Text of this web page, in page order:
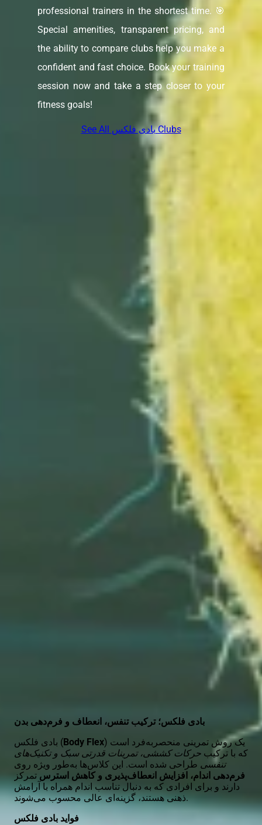
professional trainers in the shortest time. 🎯
Special amenities, transparent pricing, and
the ability to compare clubs help you make a
confident and fast choice. Book your training
session now and take a step closer to your
fitness goals!
See All بادی فلکس Clubs
خونم رو پیدا کنم
از کجا میتونم باشگاه بادی فلکس رزرو کنم
با سایت الوپلی میتونی خیلی راحت کلاس بادی فلکس
آیا میتوانم باشگاه بدنسازی بادی فلکس رو به صورت ساعتی رزرو کنم
ایا در الوپلی میشه مربی بادی فلکس هم انتخاب کرد
چطور میتونم سریع ترین رزروکلاس بادی فلکس رو انجام بدم
در منطقه های شمال تهران فقط باشگاه بادی فلکس دارید
بادی فلکس؛ ترکیب تنفس، انعطاف و فرم‌دهی بدن
بادی فلکس (Body Flex) یک روش تمرینی منحصر‌به‌فرد است
که با ترکیب حرکات کششی، تمرینات قدرتی سبک و تکنیک‌های
تنفسی طراحی شده است. این کلاس‌ها به‌طور ویژه روی
فرم‌دهی اندام، افزایش انعطاف‌پذیری و کاهش استرس تمرکز
دارند و برای افرادی که به دنبال تناسب اندام همراه با آرامش
ذهنی هستند، گزینه‌ای عالی محسوب می‌شوند.
فواید بادی فلکس